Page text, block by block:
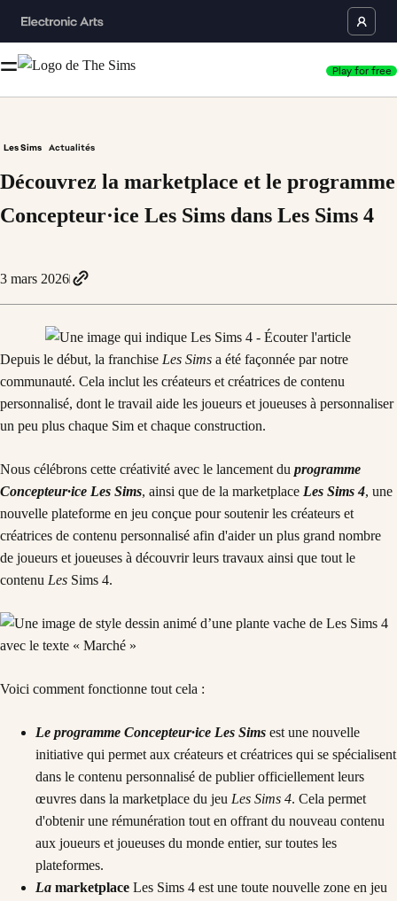
Play for free
Les Sims Actualités
Découvrez la marketplace et le programme
Concepteur·ice Les Sims dans Les Sims 4
3 mars 2026
Depuis le début, la franchise Les Sims a été façonnée par notre
communauté. Cela inclut les créateurs et créatrices de contenu
personnalisé, dont le travail aide les joueurs et joueuses à personnaliser
un peu plus chaque Sim et chaque construction.
Nous célébrons cette créativité avec le lancement du programme
Concepteur·ice Les Sims, ainsi que de la marketplace Les Sims 4, une
nouvelle plateforme en jeu conçue pour soutenir les créateurs et
créatrices de contenu personnalisé afin d'aider un plus grand nombre
de joueurs et joueuses à découvrir leurs travaux ainsi que tout le
contenu Les Sims 4.
Voici comment fonctionne tout cela :
Le programme Concepteur·ice Les Sims est une nouvelle
initiative qui permet aux créateurs et créatrices qui se spécialisent
dans le contenu personnalisé de publier officiellement leurs
œuvres dans la marketplace du jeu Les Sims 4. Cela permet
d'obtenir une rémunération tout en offrant du nouveau contenu
aux joueurs et joueuses du monde entier, sur toutes les
plateformes.
La marketplace Les Sims 4 est une toute nouvelle zone en jeu